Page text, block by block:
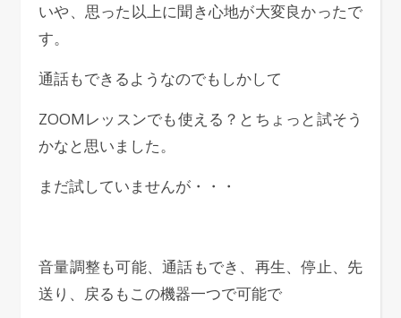
いや、思った以上に聞き心地が大変良かったで
す。
通話もできるようなのでもしかして
ZOOMレッスンでも使える？とちょっと試そう
かなと思いました。
まだ試していませんが・・・
音量調整も可能、通話もでき、再生、停止、先
送り、戻るもこの機器一つで可能で